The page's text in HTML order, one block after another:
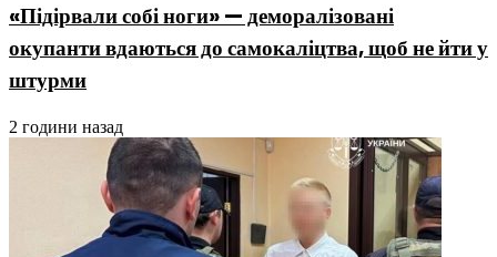
«Підірвали собі ноги» — деморалізовані
окупанти вдаються до самокаліцтва, щоб не йти у
штурми
2 години назад